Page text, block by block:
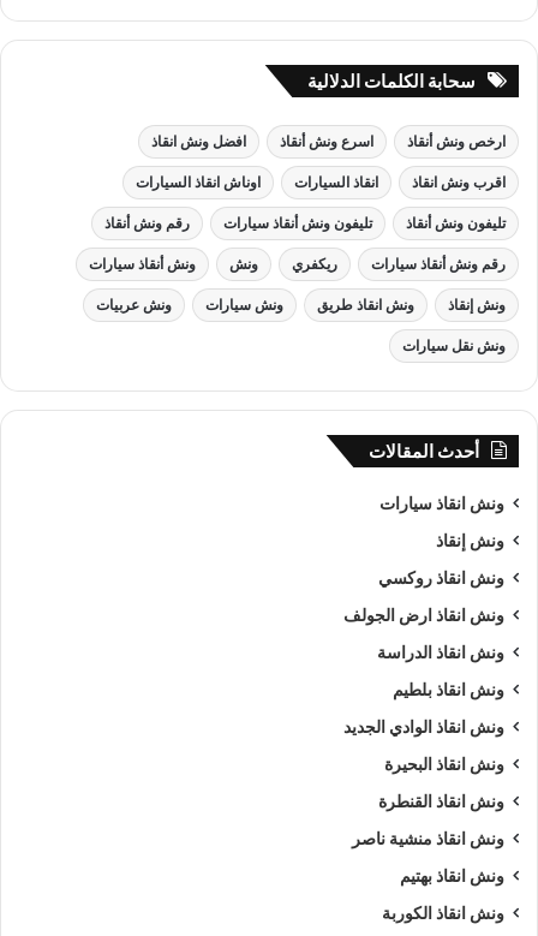
سحابة الكلمات الدلالية
ارخص ونش أنقاذ اسرع ونش أنقاذ افضل ونش انقاذ
اقرب ونش انقاذ انقاذ السيارات اوناش انقاذ السيارات
تليفون ونش أنقاذ تليفون ونش أنقاذ سيارات رقم ونش أنقاذ
رقم ونش أنقاذ سيارات ريكفري ونش ونش أنقاذ سيارات
ونش إنقاذ ونش انقاذ طريق ونش سيارات ونش عربيات
ونش نقل سيارات
أحدث المقالات
ونش انقاذ سيارات
ونش إنقاذ
ونش انقاذ روكسي
ونش انقاذ ارض الجولف
ونش انقاذ الدراسة
ونش انقاذ بلطيم
ونش انقاذ الوادي الجديد
ونش انقاذ البحيرة
ونش انقاذ القنطرة
ونش انقاذ منشية ناصر
ونش انقاذ بهتيم
ونش انقاذ الكوربة